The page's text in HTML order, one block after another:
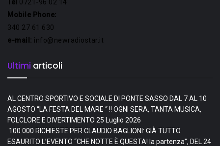
Tel 0721-96 02 14
Mobile Phone:
340 27 61 630
e-mail: info@newradiostar.it
Ultimi articoli
AL CENTRO SPORTIVO E SOCIALE DI PONTE SASSO DAL 7 AL 10
AGOSTO “LA FESTA DEL MARE “ !! OGNI SERA, TANTA MUSICA,
FOLCLORE E DIVERTIMENTO 25 Luglio 2026
100.000 RICHIESTE PER CLAUDIO BAGLIONI: GIÀ TUTTO
ESAURITO L’EVENTO “CHE NOTTE È QUESTA! la partenza”, DEL 24